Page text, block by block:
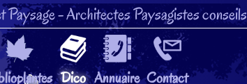
Paysage- Architectes Paysagistes conseils
Dico Annuaire Contact